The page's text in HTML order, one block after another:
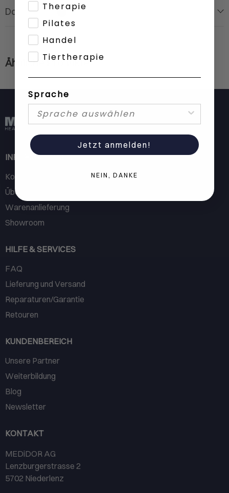
Dokumente
Ähnliche Produkte
INFORMATIONEN
Kontakt
Über MEDiDOR
Warenanlieferung
Showroom
HILFE & SERVICES
FAQ
Lieferung und Versand
Reparaturen/Garantie
Retouren
KUNDENBEREICH
Unsere Partner
Weiterbildung
Blog
Newsletter
KONTAKT
MEDiDOR AG
Lenzburgerstrasse 2
5702 Niederlenz
Therapie
Pilates
Handel
Tiertherapie
Sprache
Jetzt anmelden!
NEIN, DANKE